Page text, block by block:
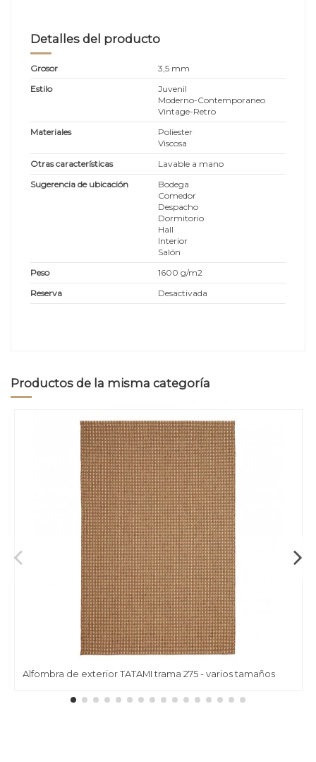
Detalles del producto
Grosor
3,5 mm
Estilo
Juvenil
Moderno-Contemporaneo
Vintage-Retro
Materiales
Poliester
Viscosa
Otras características
Lavable a mano
Sugerencia de ubicación
Bodega
Comedor
Despacho
Dormitorio
Hall
Interior
Salón
Peso
1600 g/m2
Reserva
Desactivada
Productos de la misma categoría
Alfombra de exterior TATAMI trama 275 - varios tamaños